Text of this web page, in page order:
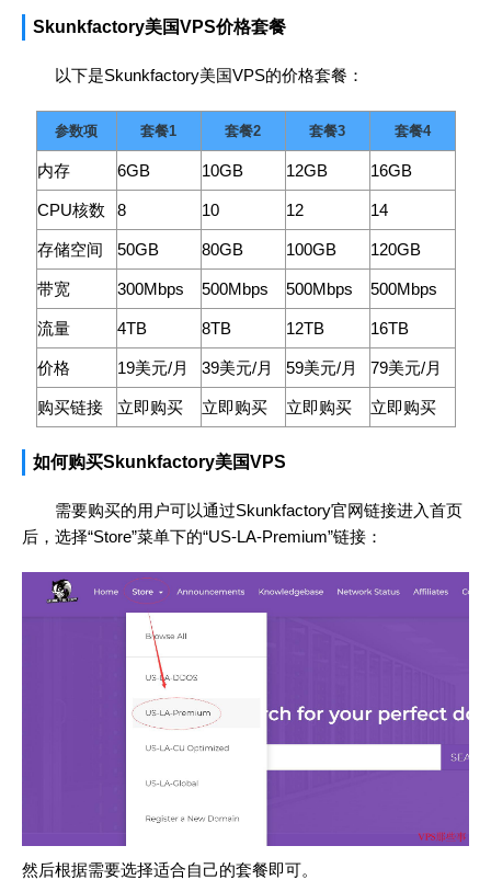
Skunkfactory美国VPS价格套餐
以下是Skunkfactory美国VPS的价格套餐：
参数项 套餐1 套餐2 套餐3 套餐4
内存 6GB 10GB 12GB 16GB
CPU核数 8 10 12 14
存储空间 50GB 80GB 100GB 120GB
带宽 300Mbps 500Mbps 500Mbps 500Mbps
流量 4TB 8TB 12TB 16TB
价格 19美元/月 39美元/月 59美元/月 79美元/月
购买链接 立即购买 立即购买 立即购买 立即购买
如何购买Skunkfactory美国VPS
需要购买的用户可以通过Skunkfactory官网链接进入首页
后，选择“Store”菜单下的“US-LA-Premium”链接：
然后根据需要选择适合自己的套餐即可。